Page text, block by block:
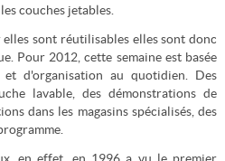
couches jetables.
sont réutilisables elles sont donc
Pour 2012, cette semaine est basée
d'organisation au quotidien. Des
lavable, des démonstrations de
dans les magasins spécialisés, des